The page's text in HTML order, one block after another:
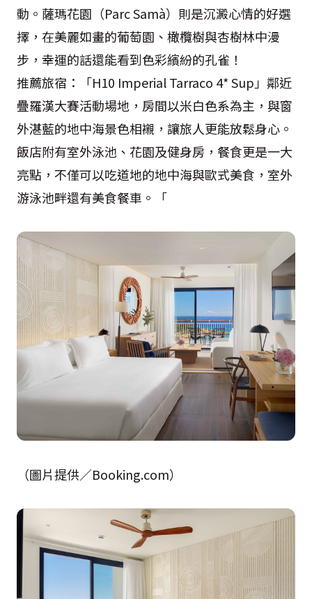
動。薩瑪花園（Parc Samà）則是沉澱心情的好選
擇，在美麗如畫的葡萄園、橄欖樹與杏樹林中漫
步，幸運的話還能看到色彩繽紛的孔雀！
推薦旅宿：「H10 Imperial Tarraco 4* Sup」鄰近
疊羅漢大賽活動場地，房間以米白色系為主，與窗
外湛藍的地中海景色相襯，讓旅人更能放鬆身心。
飯店附有室外泳池、花園及健身房，餐食更是一大
亮點，不僅可以吃道地的地中海與歐式美食，室外
游泳池畔還有美食餐車。「
（圖片提供／Booking.com）